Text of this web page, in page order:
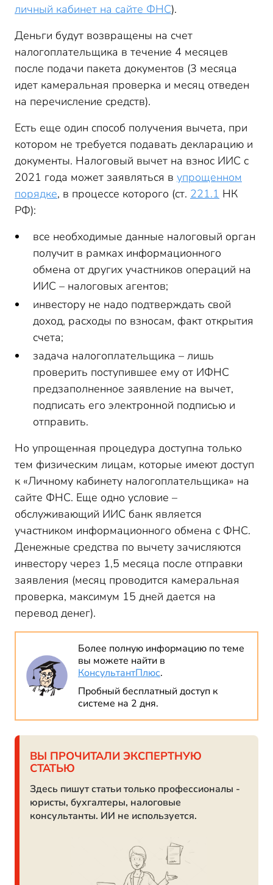
личный кабинет на сайте ФНС).
Деньги будут возвращены на счет
налогоплательщика в течение 4 месяцев
после подачи пакета документов (3 месяца
идет камеральная проверка и месяц отведен
на перечисление средств).
Есть еще один способ получения вычета, при
котором не требуется подавать декларацию и
документы. Налоговый вычет на взнос ИИС с
2021 года может заявляться в упрощенном
порядке, в процессе которого (ст. 221.1 НК
РФ):
все необходимые данные налоговый орган
получит в рамках информационного
обмена от других участников операций на
ИИС – налоговых агентов;
инвестору не надо подтверждать свой
доход, расходы по взносам, факт открытия
счета;
задача налогоплательщика – лишь
проверить поступившее ему от ИФНС
предзаполненное заявление на вычет,
подписать его электронной подписью и
отправить.
Но упрощенная процедура доступна только
тем физическим лицам, которые имеют доступ
к «Личному кабинету налогоплательщика» на
сайте ФНС. Еще одно условие –
обслуживающий ИИС банк является
участником информационного обмена с ФНС.
Денежные средства по вычету зачисляются
инвестору через 1,5 месяца после отправки
заявления (месяц проводится камеральная
проверка, максимум 15 дней дается на
перевод денег).
Более полную информацию по теме
вы можете найти в
КонсультантПлюс.
Пробный бесплатный доступ к
системе на 2 дня.
ВЫ ПРОЧИТАЛИ ЭКСПЕРТНУЮ
СТАТЬЮ
Здесь пишут статьи только профессионалы -
юристы, бухгалтеры, налоговые
консультанты. ИИ не используется.